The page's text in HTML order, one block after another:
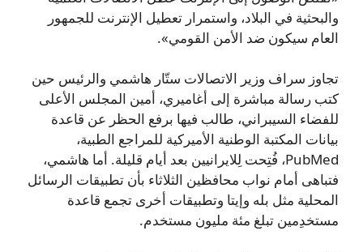
والبحثية في البلاد، واستمرار تعطيل الإنترنت للجمهور
العام سيكون ضد الأمن القومي».
تجاوز سراف وزير الاتصالات ستّار هاشمي والرئيس حين
كتب رسالة مباشرة إلى أغاميري، أمين المجلس الأعلى
للفضاء السيبراني، طالب فيها برفع الحظر عن قاعدة
بيانات المكتبة الوطنية الأميركية للمراجع الطبية،
PubMed، فُتِحت لِلايرانيين بعد أيام قليلة. أما هاشمي،
فتباهى أمام نواب محافظين الثلاثاء بأن تطبيقات الرسائل
المحلية مثل بله وإیتا وتطبيقات أخرى تجمع قاعدة
مستخدِمين تبلغ مئة مليون مستخدم.